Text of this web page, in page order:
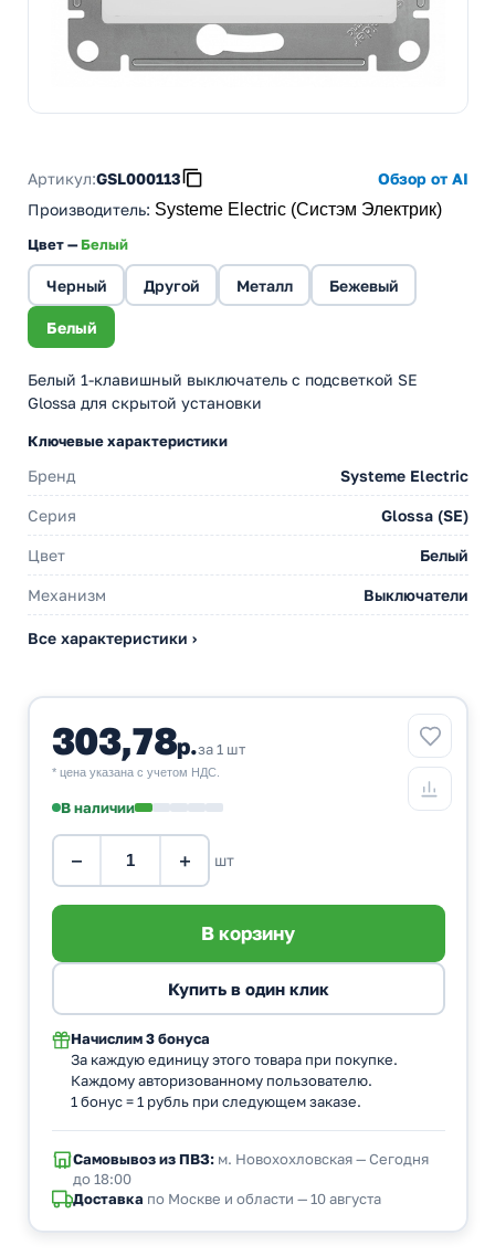
Артикул:GSL000113
Обзор от AI
Производитель: Systeme Electric (Систэм Электрик)
Цвет —Белый
Черный Другой Металл Бежевый
Белый
Белый 1-клавишный выключатель с подсветкой SE
Glossa для скрытой установки
Ключевые характеристики
Бренд Systeme Electric
Серия Glossa (SE)
Цвет Белый
Механизм Выключатели
Все характеристики ›
303,78р.за 1 шт
* цена указана с учетом НДС.
В наличии
− + шт
Начислим 3 бонуса
За каждую единицу этого товара при покупке.
Каждому авторизованному пользователю.
1 бонус = 1 рубль при следующем заказе.
Самовывоз из ПВЗ:м. Новохохловская — Сегодня
до 18:00
Доставка по Москве и области — 10 августа